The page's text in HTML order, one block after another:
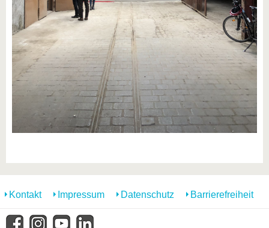
Kontakt Impressum Datenschutz Barrierefreiheit